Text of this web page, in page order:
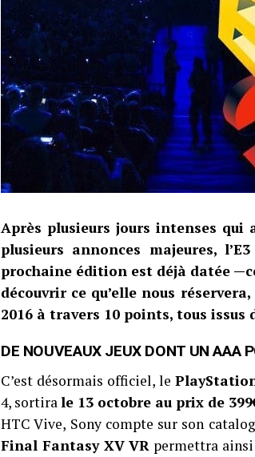
Après plusieurs jours intenses qui
plusieurs annonces majeures,
prochaine édition est déjà datée
découvrir ce qu’elle nous
2016 à travers 10 points, tous
DE NOUVEAUX JEUX DONT UN AAA
C’est désormais officiel, le
4, sortirale 13 octobre au prix de
HTC Vive, Sony compte sur son
Final Fantasy XV VR permettra